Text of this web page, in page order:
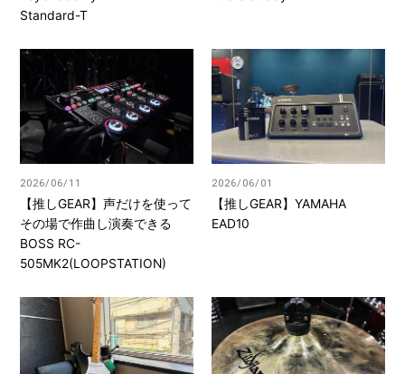
Standard-T
2026/06/11
【推しGEAR】声だけを使って
その場で作曲し演奏できる
BOSS RC-
505MK2(LOOPSTATION)
2026/06/01
【推しGEAR】YAMAHA
EAD10